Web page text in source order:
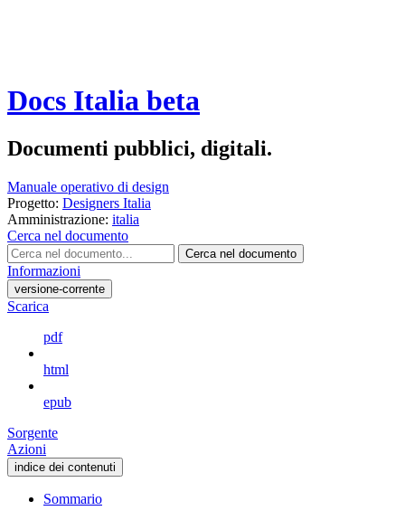
Docs Italia beta
Documenti pubblici, digitali.
Manuale operativo di design
Progetto: Designers Italia
Amministrazione: italia
Cerca nel documento
Cerca nel documento
Informazioni
versione-corrente
Scarica
pdf
html
epub
Sorgente
Azioni
indice dei contenuti
Sommario